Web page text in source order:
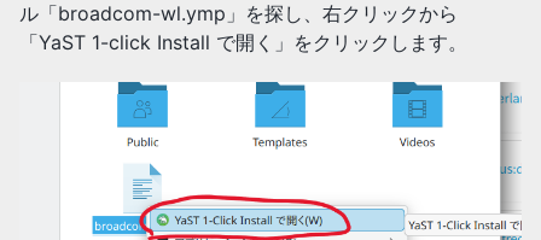
ル「broadcom-wl.ymp」を探し、右クリックから
「YaST 1-click Install で開く」をクリックします。